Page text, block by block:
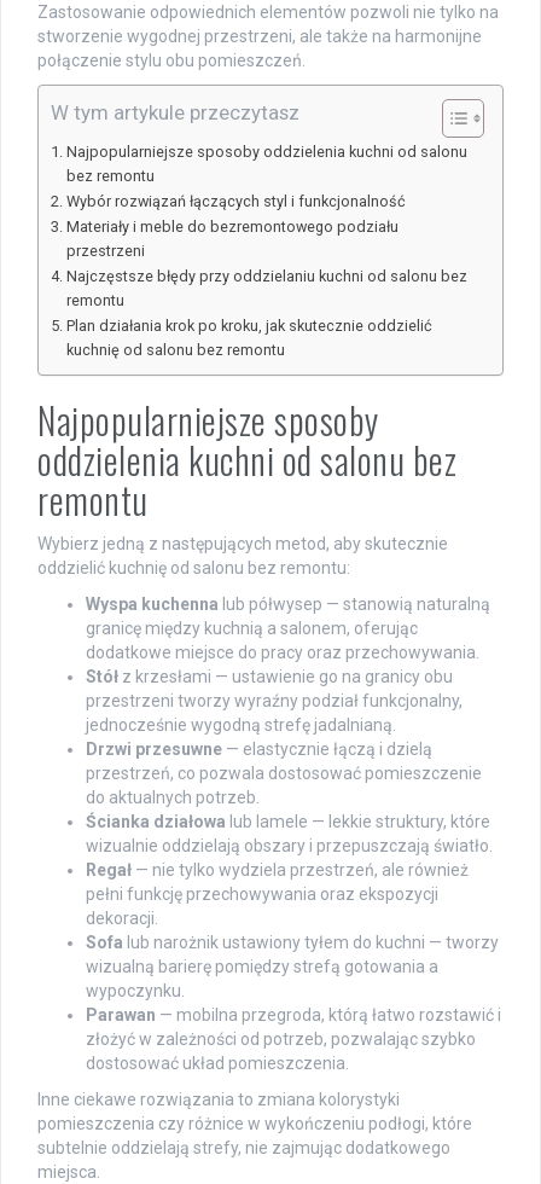
Zastosowanie odpowiednich elementów pozwoli nie tylko na
stworzenie wygodnej przestrzeni, ale także na harmonijne
połączenie stylu obu pomieszczeń.
W tym artykule przeczytasz
Najpopularniejsze sposoby oddzielenia kuchni od salonu
bez remontu
Wybór rozwiązań łączących styl i funkcjonalność
Materiały i meble do bezremontowego podziału
przestrzeni
Najczęstsze błędy przy oddzielaniu kuchni od salonu bez
remontu
Plan działania krok po kroku, jak skutecznie oddzielić
kuchnię od salonu bez remontu
Najpopularniejsze sposoby
oddzielenia kuchni od salonu bez
remontu
Wybierz jedną z następujących metod, aby skutecznie
oddzielić kuchnię od salonu bez remontu:
Wyspa kuchenna lub półwysep — stanowią naturalną
granicę między kuchnią a salonem, oferując
dodatkowe miejsce do pracy oraz przechowywania.
Stół z krzesłami — ustawienie go na granicy obu
przestrzeni tworzy wyraźny podział funkcjonalny,
jednocześnie wygodną strefę jadalnianą.
Drzwi przesuwne — elastycznie łączą i dzielą
przestrzeń, co pozwala dostosować pomieszczenie
do aktualnych potrzeb.
Ścianka działowa lub lamele — lekkie struktury, które
wizualnie oddzielają obszary i przepuszczają światło.
Regał — nie tylko wydziela przestrzeń, ale również
pełni funkcję przechowywania oraz ekspozycji
dekoracji.
Sofa lub narożnik ustawiony tyłem do kuchni — tworzy
wizualną barierę pomiędzy strefą gotowania a
wypoczynku.
Parawan — mobilna przegroda, którą łatwo rozstawić i
złożyć w zależności od potrzeb, pozwalając szybko
dostosować układ pomieszczenia.
Inne ciekawe rozwiązania to zmiana kolorystyki
pomieszczenia czy różnice w wykończeniu podłogi, które
subtelnie oddzielają strefy, nie zajmując dodatkowego
miejsca.